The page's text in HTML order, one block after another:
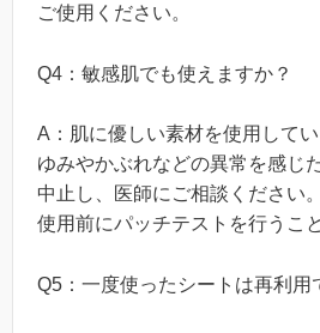
ご使用ください。
Q4：敏感肌でも使えますか？
A：肌に優しい素材を使用して
ゆみやかぶれなどの異常を感じ
中止し、医師にご相談ください
使用前にパッチテストを行うこ
Q5：一度使ったシートは再利用